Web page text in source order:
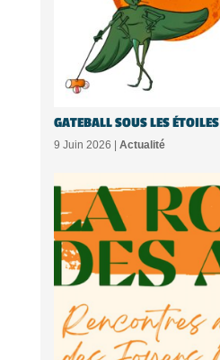
GATEBALL SOUS LES ÉTOILES
9 Juin 2026 | Actualité